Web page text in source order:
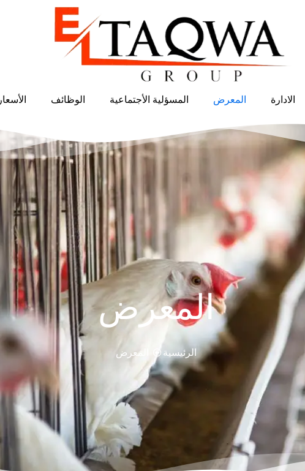
الادارة المعرض المسؤلية الأجتماعية الوظائف الأسعار
المعرض
الرئيسية المعرض